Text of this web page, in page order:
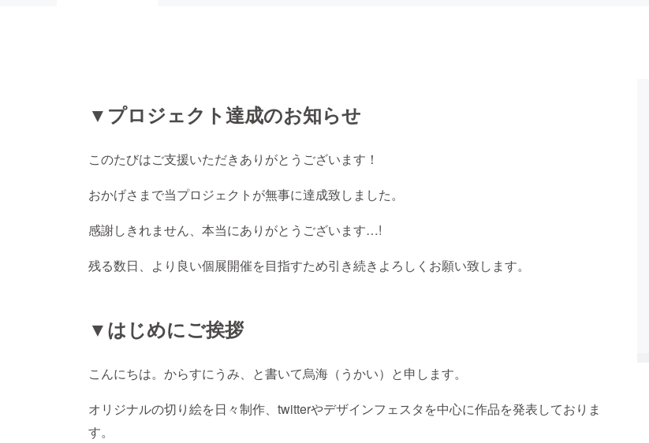
▼プロジェクト達成のお知らせ
このたびはご支援いただきありがとうございます！
おかげさまで当プロジェクトが無事に達成致しました。
感謝しきれません、本当にありがとうございます…!
残る数日、より良い個展開催を目指すため引き続きよろしくお願い致します。
▼はじめにご挨拶
こんにちは。からすにうみ、と書いて烏海（うかい）と申します。
オリジナルの切り絵を日々制作、twitterやデザインフェスタを中心に作品を発表しておりま
す。